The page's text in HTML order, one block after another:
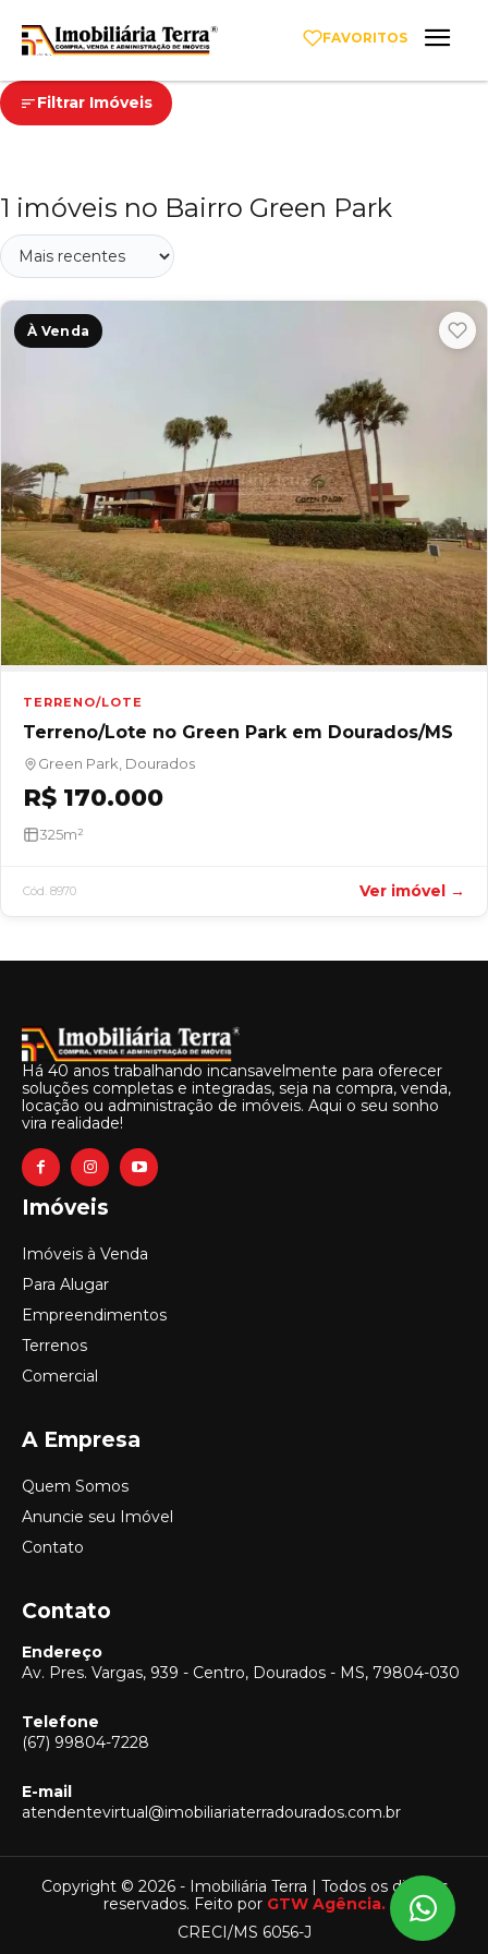
FAVORITOS
Filtrar Imóveis
1 imóveis no Bairro Green Park
À Venda
TERRENO/LOTE
Terreno/Lote no Green Park em Dourados/MS
Green Park, Dourados
R$ 170.000
325m²
Cód. 8970 Ver imóvel →
Há 40 anos trabalhando incansavelmente para oferecer
soluções completas e integradas, seja na compra, venda,
locação ou administração de imóveis. Aqui o seu sonho
vira realidade!
Imóveis
Imóveis à Venda
Para Alugar
Empreendimentos
Terrenos
Comercial
A Empresa
Quem Somos
Anuncie seu Imóvel
Contato
Contato
Endereço
Av. Pres. Vargas, 939 - Centro, Dourados - MS, 79804-030
Telefone
(67) 99804-7228
E-mail
atendentevirtual@imobiliariaterradourados.com.br
Copyright © 2026 - Imobiliária Terra | Todos os direitos
reservados. Feito por GTW Agência.
CRECI/MS 6056-J
Vendas
(67) 99804-7228
Locação
(67) 99804-7228